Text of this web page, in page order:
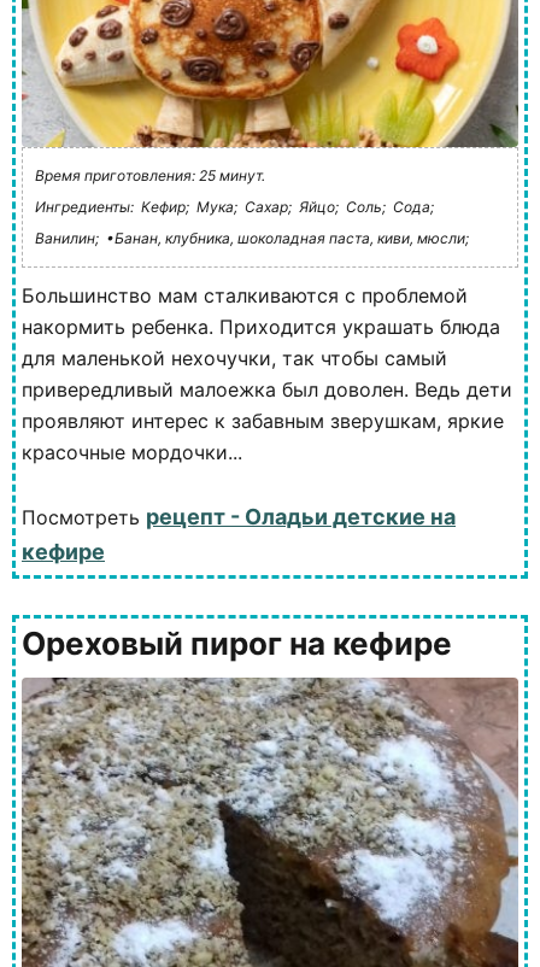
Время приготовления: 25 минут.
Ингредиенты: Кефир; Мука; Сахар; Яйцо; Соль; Сода;
Ванилин; •Банан, клубника, шоколадная паста, киви, мюсли;
Большинство мам сталкиваются с проблемой
накормить ребенка. Приходится украшать блюда
для маленькой нехочучки, так чтобы самый
привередливый малоежка был доволен. Ведь дети
проявляют интерес к забавным зверушкам, яркие
красочные мордочки...
Посмотреть рецепт - Оладьи детские на
кефире
Ореховый пирог на кефире